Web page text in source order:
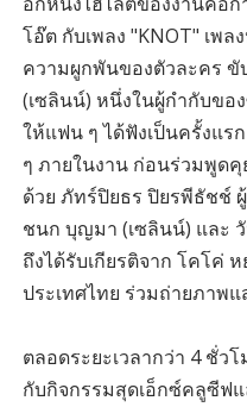
โอ๊ต กับเพลง "KNOT" เพ
ความผูกพันของตัวละคร
(เซลินน์) หนึ่งในผู้กำกับขอ
ให้แฟน ๆ ได้ฟังเป็นครั้งแร
ๆ ภายในงาน ก่อนร่วมพูด
ด้วย ภัทร์ปิยธร ปิยรพีธัชช์
ชนก บุญมา (เซลินน์) และ
ถึงได้รับเกียรติจาก โคโค่
ประเทศไทย ร่วมถ่ายภาพ
ตลอดระยะเวลากว่า 4 ชั่ว
กับกิจกรรมสุดเอ็กซ์คลูซีฟ